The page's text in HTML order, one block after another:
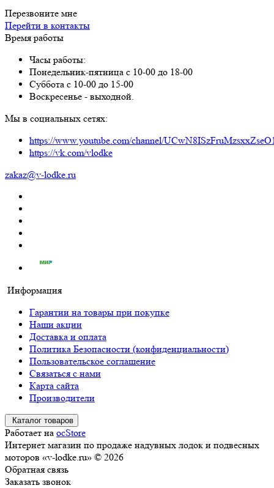
Перезвоните мне
Перейти в контакты
Время работы
Часы работы:
Понедельник-пятница с 10-00 до 18-00
Суббота с 10-00 до 15-00
Воскресенье - выходной.
Мы в социальных сетях:
https://www.youtube.com/channel/
https://vk.com/vlodke
zakaz@v-lodke.ru
Информация
Гарантии на товары при покупке
Наши акции
Доставка и оплата
Политика Безопасности (конфиденциальности)
Пользовательское соглашение
Связаться с нами
Карта сайта
Производители
Каталог товаров
Работает на ocStore
Интернет магазин по продаже надувных лодок и подвесных
моторов «v-lodke.ru» © 2026
Обратная связь
Заказать звонок